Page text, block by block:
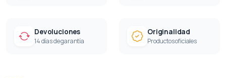
Devoluciones
14 días de garantía
Originalidad
Productos oficiales